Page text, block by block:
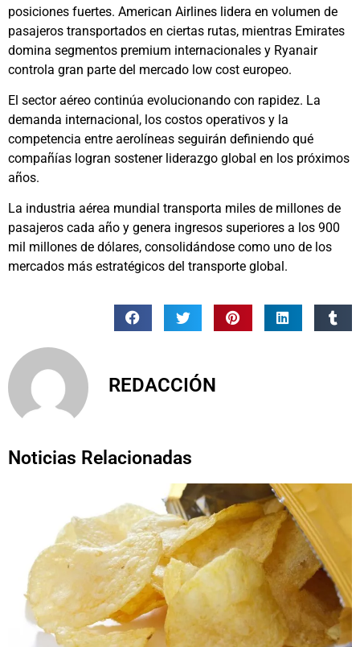
posiciones fuertes. American Airlines lidera en volumen de
pasajeros transportados en ciertas rutas, mientras Emirates
domina segmentos premium internacionales y Ryanair
controla gran parte del mercado low cost europeo.
El sector aéreo continúa evolucionando con rapidez. La
demanda internacional, los costos operativos y la
competencia entre aerolíneas seguirán definiendo qué
compañías logran sostener liderazgo global en los próximos
años.
La industria aérea mundial transporta miles de millones de
pasajeros cada año y genera ingresos superiores a los 900
mil millones de dólares, consolidándose como uno de los
mercados más estratégicos del transporte global.
REDACCIÓN
Noticias Relacionadas